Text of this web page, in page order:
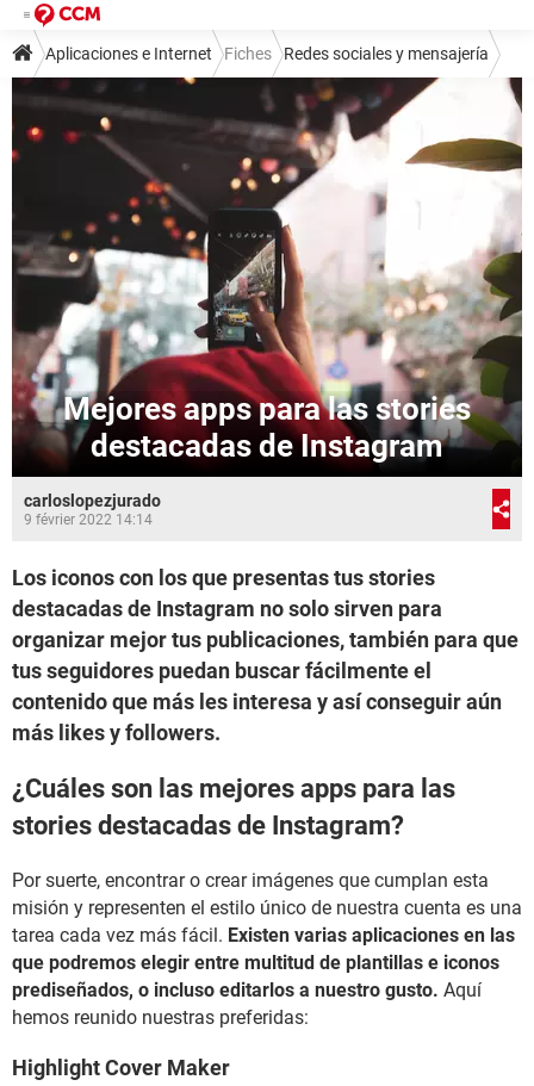
Aplicaciones e Internet Fiches Redes sociales y mensajería
Redes sociales
Mejores apps para las stories
destacadas de Instagram
carloslopezjurado
9 février 2022 14:14
Los iconos con los que presentas tus stories
destacadas de Instagram no solo sirven para
organizar mejor tus publicaciones, también para que
tus seguidores puedan buscar fácilmente el
contenido que más les interesa y así conseguir aún
más likes y followers.
¿Cuáles son las mejores apps para las
stories destacadas de Instagram?
Por suerte, encontrar o crear imágenes que cumplan esta
misión y representen el estilo único de nuestra cuenta es una
tarea cada vez más fácil. Existen varias aplicaciones en las
que podremos elegir entre multitud de plantillas e iconos
prediseñados, o incluso editarlos a nuestro gusto. Aquí
hemos reunido nuestras preferidas:
Highlight Cover Maker